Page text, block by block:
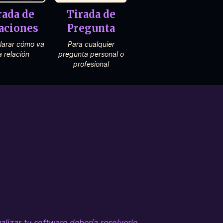
de
cómo va
relación
Tirada de
Pregunta
Para cualquier
pregunta personal o
profesional